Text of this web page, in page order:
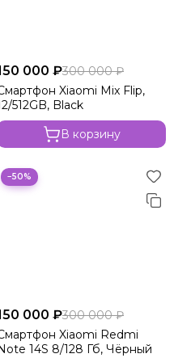
000 ₽300 000 ₽
Xiaomi Mix Flip,
512GB, Black
В корзину
−50%
000 ₽300 000 ₽
Xiaomi Redmi
Note 14S 8/128 Гб, Чёрный